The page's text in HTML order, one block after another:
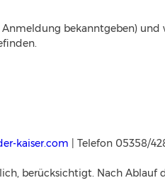
bekanntgeben)
kaiser.com | Telefon 05358/
berücksichtigt. Nach Ablauf